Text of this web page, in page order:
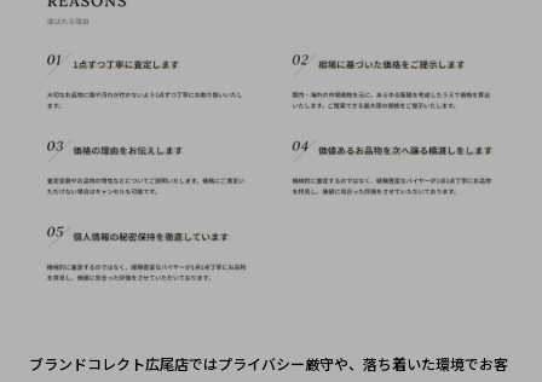
ブランドコレクト広尾店ではプライバシー厳守や、落ち着いた環境でお客